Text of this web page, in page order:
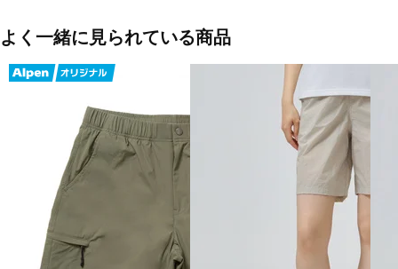
■生産国：中国
■2024 Fall＆Winter モデル
※ブラウザやお使いのモニター環境により、掲載画像と実際の商品の
干異なる場合がございます。
■メーカー型番：GLP4-FJP06
よく一緒に見られている商品